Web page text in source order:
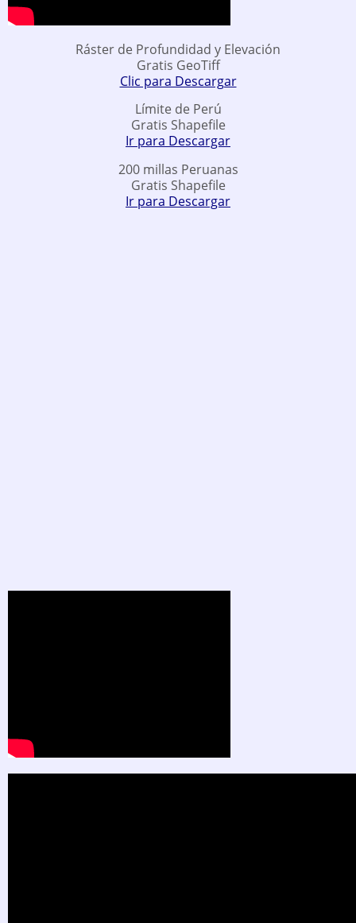
Ráster de Profundidad y Elevación
Gratis GeoTiff
Clic para Descargar
Límite de Perú
Gratis Shapefile
Ir para Descargar
200 millas Peruanas
Gratis Shapefile
Ir para Descargar